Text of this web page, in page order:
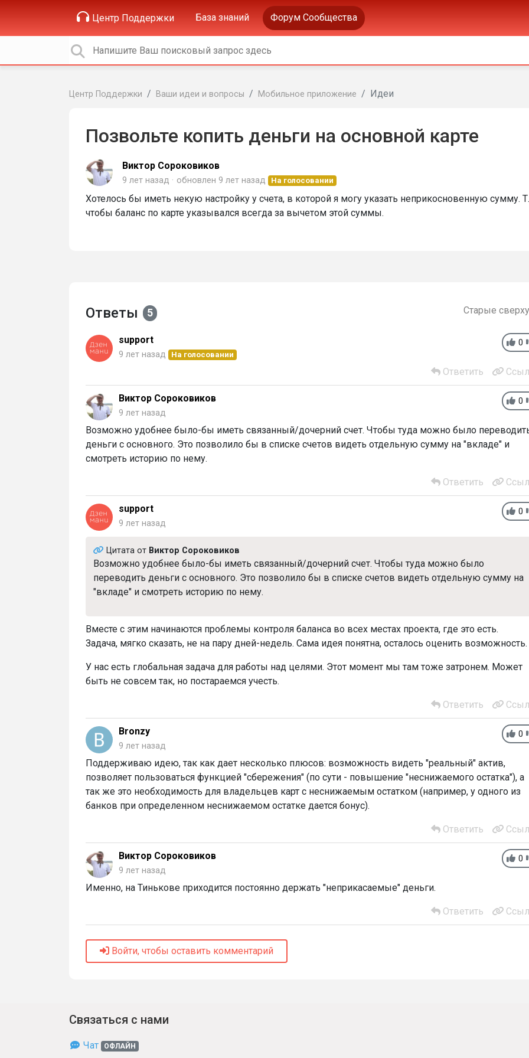
Центр Поддержки База знаний Форум Сообщества
Центр Поддержки Ваши идеи и вопросы Мобильное приложение Идеи
Позвольте копить деньги на основной карте
Виктор Сороковиков
9 лет назад обновлен 9 лет назад На голосовании
Хотелось бы иметь некую настройку у счета, в которой я могу указать неприкосновенную сумму.
чтобы баланс по карте указывался всегда за вычетом этой суммы.
Ответы 5 Старые
0
support
9 лет назад На голосовании
Ответить
0
Виктор Сороковиков
9 лет назад
Возможно удобнее было-бы иметь связанный/дочерний счет. Чтобы туда можно было
деньги с основного. Это позволило бы в списке счетов видеть отдельную сумму на "вкладе" и
смотреть историю по нему.
Ответить
0
support
9 лет назад
Цитата от Виктор Сороковиков
Возможно удобнее было-бы иметь связанный/дочерний счет. Чтобы туда можно было
переводить деньги с основного. Это позволило бы в списке счетов видеть отдельную сумму на
"вкладе" и смотреть историю по нему.
Вместе с этим начинаются проблемы контроля баланса во всех местах проекта, где это есть.
Задача, мягко сказать, не на пару дней-недель. Сама идея понятна, осталось оценить возможность.
У нас есть глобальная задача для работы над целями. Этот момент мы там тоже затронем. Может
быть не совсем так, но постараемся учесть.
Ответить
0
Bronzy
9 лет назад
Поддерживаю идею, так как дает несколько плюсов: возможность видеть "реальный" актив,
позволяет пользоваться функцией "сбережения" (по сути - повышение "неснижаемого остатка"), а
так же это необходимость для владельцев карт с неснижаемым остатком (например, у одного из
банков при определенном неснижаемом остатке дается бонус).
Ответить
0
Виктор Сороковиков
9 лет назад
Именно, на Тинькове приходится постоянно держать "неприкасаемые" деньги.
Ответить
Войти, чтобы оставить комментарий
Связаться с нами
Чат ОФЛАЙН